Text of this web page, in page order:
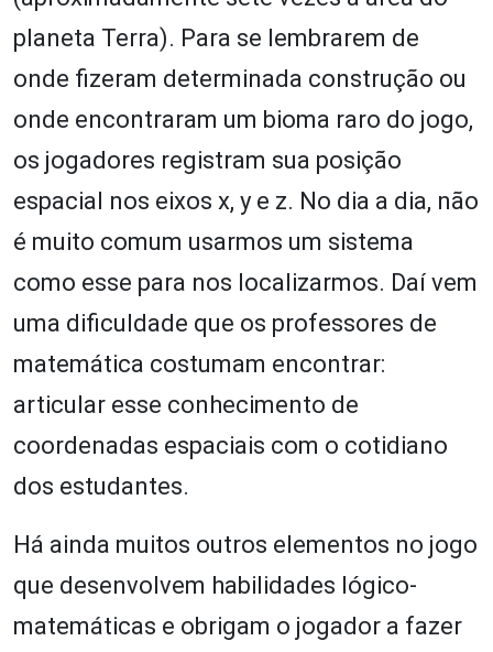
planeta Terra). Para se lembrarem de
onde fizeram determinada construção ou
onde encontraram um bioma raro do jogo,
os jogadores registram sua posição
espacial nos eixos x, y e z. No dia a dia, não
é muito comum usarmos um sistema
como esse para nos localizarmos. Daí vem
uma dificuldade que os professores de
matemática costumam encontrar:
articular esse conhecimento de
coordenadas espaciais com o cotidiano
dos estudantes.
Há ainda muitos outros elementos no jogo
que desenvolvem habilidades lógico-
matemáticas e obrigam o jogador a fazer